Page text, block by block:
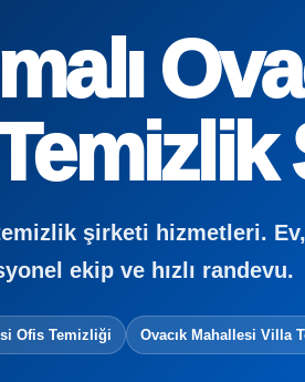
şirketi hizmetleri.
ekip ve hızlı randevu.
Ofis Temizliği Ovacık Mahallesi Villa